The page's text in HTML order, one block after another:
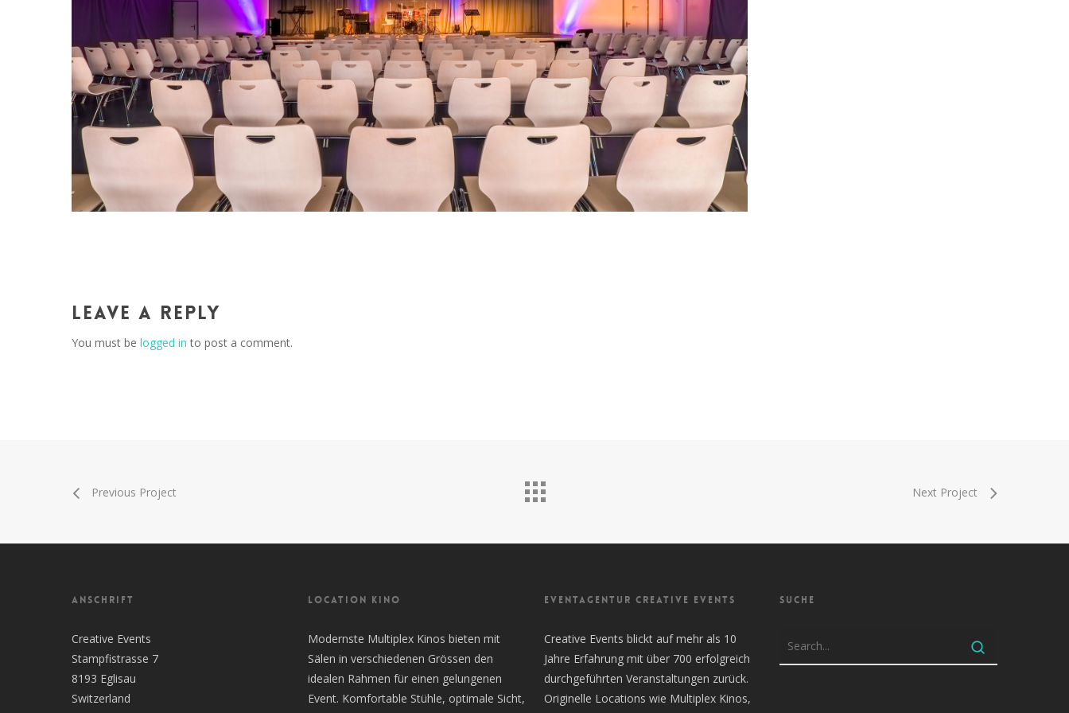
Leave a Reply
You must be logged in to post a comment.
Previous Project Next Project
ANSCHRIFT
Creative Events
Stampfistrasse 7
8193 Eglisau
Switzerland
LOCATION KINO
Modernste Multiplex Kinos bieten mit
Sälen in verschiedenen Grössen den
idealen Rahmen für einen gelungenen
Event. Komfortable Stühle, optimale Sicht,
EVENTAGENTUR CREATIVE EVENTS
Creative Events blickt auf mehr als 10
Jahre Erfahrung mit über 700 erfolgreich
durchgeführten Veranstaltungen zurück.
Originelle Locations wie Multiplex Kinos,
SUCHE